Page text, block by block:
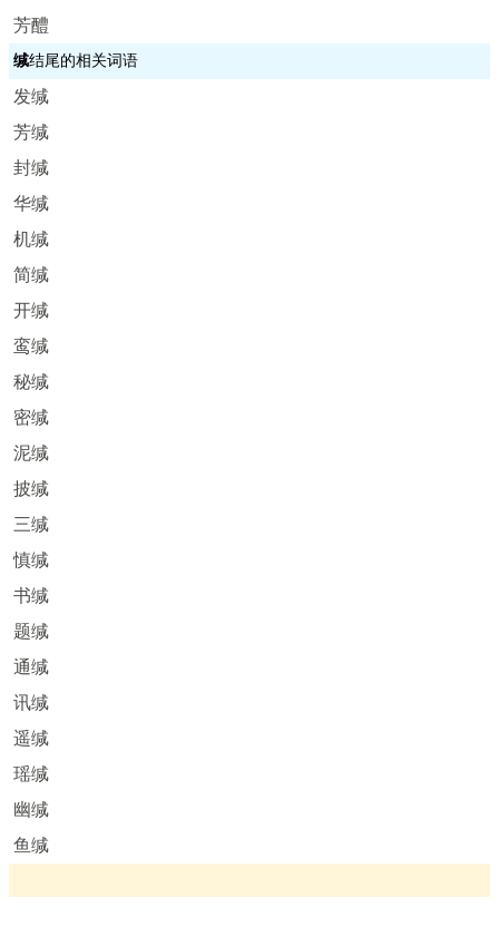
芳醴
缄结尾的相关词语
发缄
芳缄
封缄
华缄
机缄
简缄
开缄
鸾缄
秘缄
密缄
泥缄
披缄
三缄
慎缄
书缄
题缄
通缄
讯缄
遥缄
瑶缄
幽缄
鱼缄